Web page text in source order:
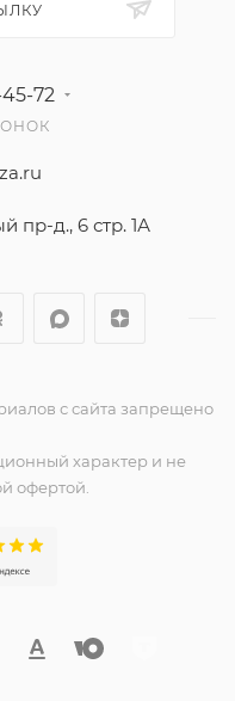
72
пр-д., 6 стр. 1А
с сайта запрещено
характер и не
офертой.